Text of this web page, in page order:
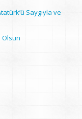
Saygıyla ve
Olsun